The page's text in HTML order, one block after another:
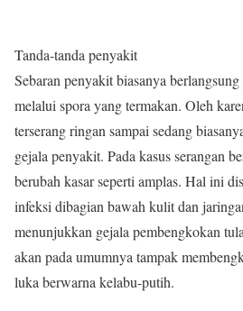
Tanda-tanda penyakit
Sebaran penyakit biasanya
melalui spora yang termakan. Oleh
terserang ringan sampai sedang
gejala penyakit. Pada kasus serangan
berubah kasar seperti amplas. Hal ini
infeksi dibagian bawah kulit dan
menunjukkan gejala pembengkokan
akan pada umumnya tampak
luka berwarna kelabu-putih.